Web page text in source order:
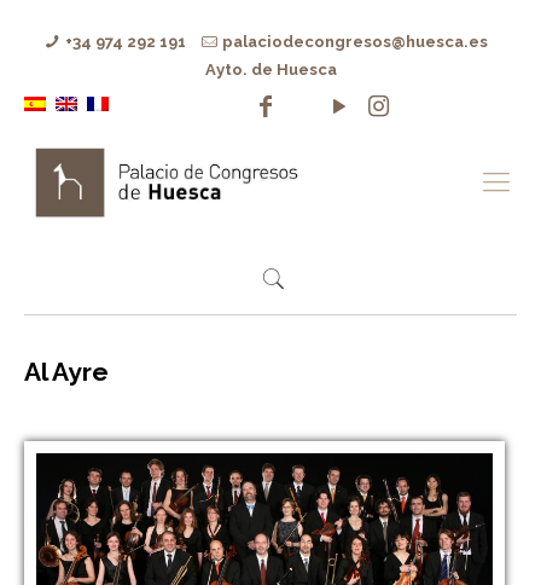
+34 974 292 191
palaciodecongresos@huesca.es
Ayto. de Huesca
Al Ayre